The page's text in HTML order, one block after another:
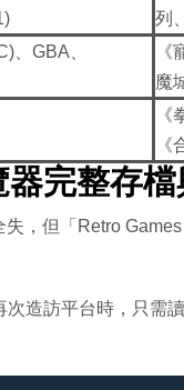
列
、GBA、
魔
《
完整存檔
，但「Retro
造訪平台時，只需